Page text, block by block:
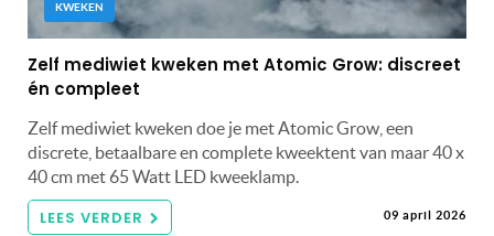
KWEKEN
Zelf mediwiet kweken met Atomic Grow: discreet
én compleet
Zelf mediwiet kweken doe je met Atomic Grow, een
discrete, betaalbare en complete kweektent van maar 40 x
40 cm met 65 Watt LED kweeklamp.
LEES VERDER 09 april 2026